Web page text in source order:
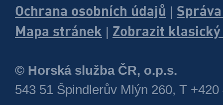
Ochrana osobních údajů
Mapa stránek
Zobrazit
© Horská služba ČR, o.p.s.
543 51 Špindlerův Mlýn 260, T +420